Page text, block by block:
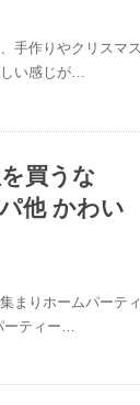
手作りやクリスマス
しい感じが…
買うな
他 かわい
まりホームパーティ
ティー…